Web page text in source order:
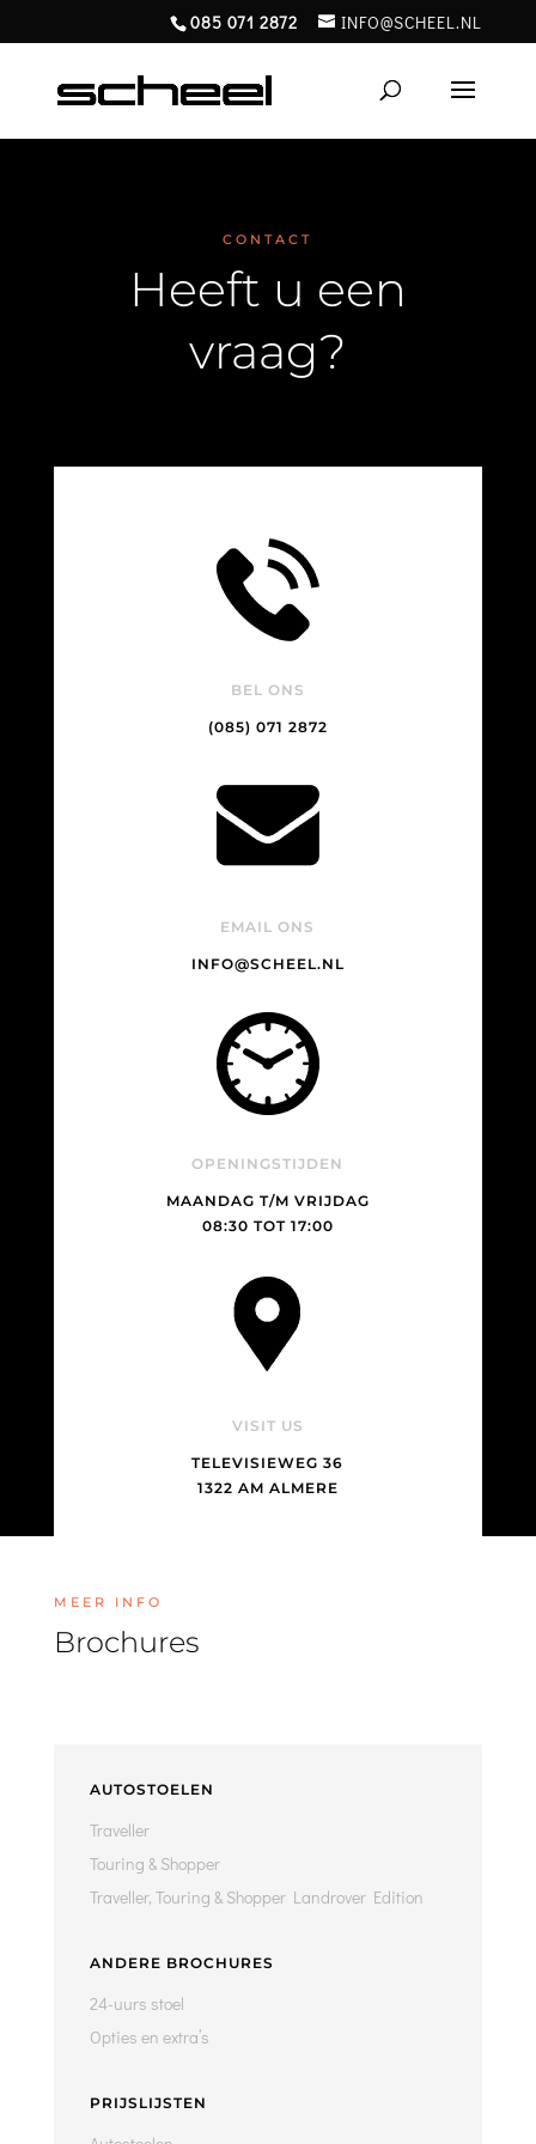
085 071 2872 INFO@SCHEEL.NL
CONTACT
Heeft u een
vraag?
BEL ONS
(085) 071 2872
EMAIL ONS
INFO@SCHEEL.NL
OPENINGSTIJDEN
MAANDAG T/M VRIJDAG
08:30 TOT 17:00
VISIT US
TELEVISIEWEG 36
1322 AM ALMERE
MEER INFO
Brochures
AUTOSTOELEN
Traveller
Touring & Shopper
Traveller, Touring & Shopper Landrover Edition
ANDERE BROCHURES
24-uurs stoel
Opties en extra’s
PRIJSLIJSTEN